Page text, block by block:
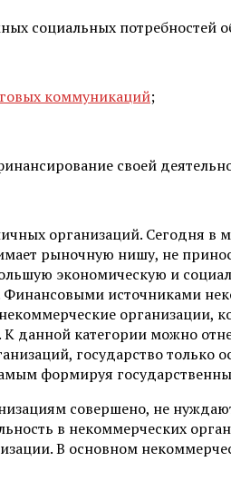
социальных потребностей
коммуникаций;
своей
организаций. Сегодня в
рыночную нишу, не
экономическую и
источниками
организации,
данной категории можно
государство только
формируя
совершено, не
в некоммерческих
В основном